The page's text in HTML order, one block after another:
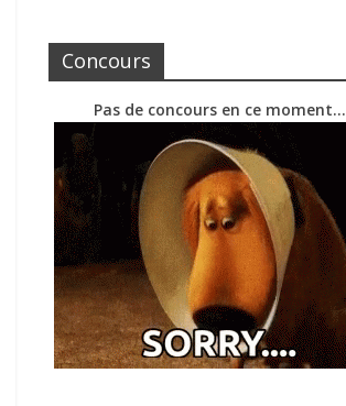
Concours
Pas de concours en ce moment…